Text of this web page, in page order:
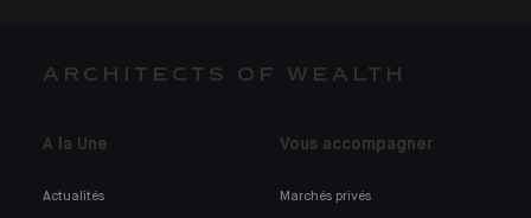
ARCHITECTS OF WEALTH
A la Une
Actualités
Vous accompagner
Marchés privés